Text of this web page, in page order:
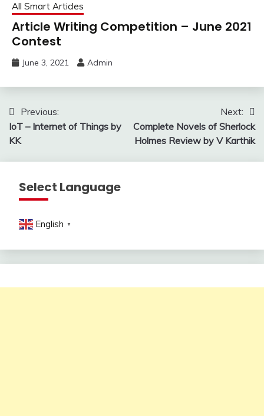
All Smart Articles
Article Writing Competition – June 2021
Contest
June 3, 2021 Admin
Post
navigation
Previous:
IoT – Internet of Things by
KK
Next:
Complete Novels of Sherlock
Holmes Review by V Karthik
Select Language
English ▼